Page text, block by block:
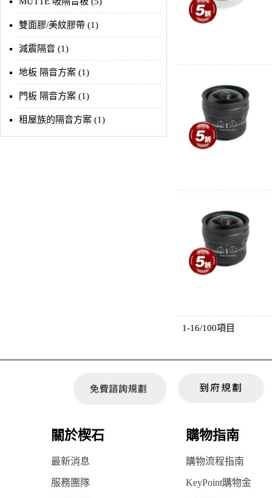
雙面膠/美紋膠帶 (1)
減震隔音 (1)
地板 隔音方案 (1)
門板 隔音方案 (1)
租屋族的隔音方案 (1)
1-16/100項目
關於楔石 購物指南
最新消息 購物流程指南
服務團隊 KeyPoint購物金